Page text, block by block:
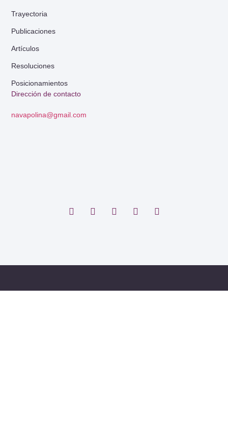
Dirección de contacto
navapolina@gmail.com
Trayectoria
Publicaciones
Artículos
Resoluciones
Posicionamientos